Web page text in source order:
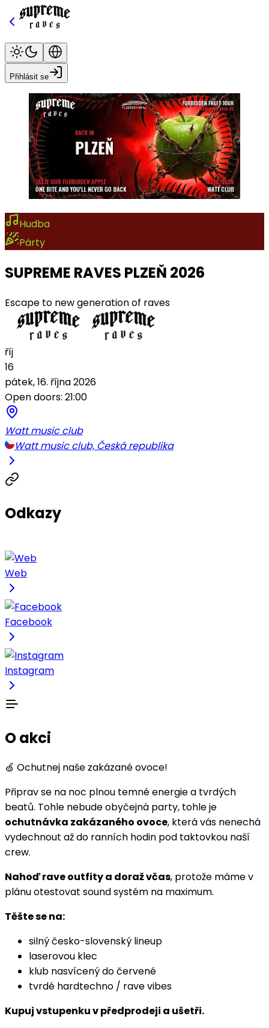
Přihlásit se
Hudba
Párty
SUPREME RAVES PLZEŇ 2026
Escape to new generation of raves
říj
16
pátek, 16. října 2026
Open doors: 21:00
Watt music club
Watt music club, Česká republika
Odkazy
Web
Facebook
Instagram
O akci
🍏 Ochutnej naše zakázané ovoce!
Připrav se na noc plnou temné energie a tvrdých
beatů. Tohle nebude obyčejná party, tohle je
ochutnávka zakázaného ovoce, která vás nenechá
vydechnout až do ranních hodin pod taktovkou naší
crew.
Nahoď rave outfity a doraž včas, protože máme v
plánu otestovat sound systém na maximum.
Těšte se na:
silný česko-slovenský lineup
laserovou klec
klub nasvícený do červené
tvrdé hardtechno / rave vibes
Kupuj vstupenku v předprodeji a ušetři.